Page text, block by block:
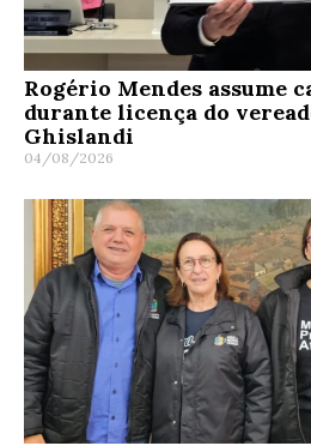
Rogério Mendes assume
durante licença do
Ghislandi
04/08/2026